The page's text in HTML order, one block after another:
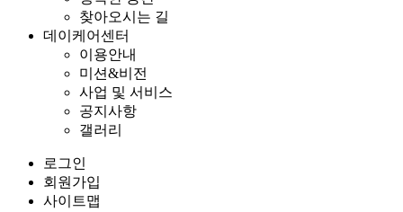
찾아오시는 길
데이케어센터
이용안내
미션&비전
사업 및 서비스
공지사항
갤러리
로그인
회원가입
사이트맵